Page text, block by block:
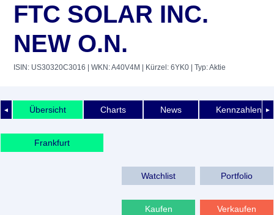
FTC SOLAR INC.
NEW O.N.
ISIN: US30320C3016 | WKN: A40V4M | Kürzel: 6YK0 | Typ: Aktie
◄ ►
Übersicht Charts News Kennzahlen
Frankfurt
Watchlist Portfolio
Kaufen Verkaufen